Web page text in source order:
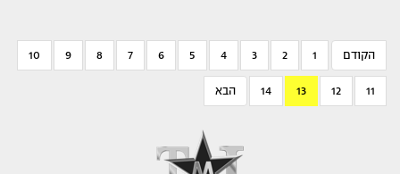
הקודם 1
2
3
4
5
6
7
8
9
10
11
12
13
14 הבא